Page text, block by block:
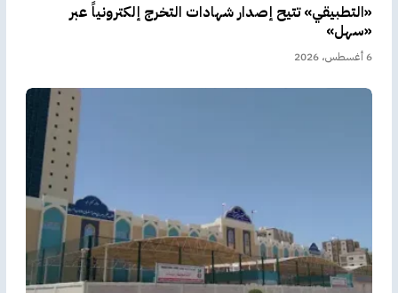
«التطبيقي» تتيح إصدار شهادات التخرج إلكترونياً عبر
«سهل»
6 أغسطس، 2026